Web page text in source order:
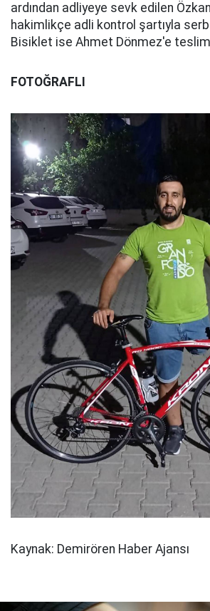
ardından adliyeye sevk edilen Özkan
hakimlikçe adli kontrol şartıyla
Bisiklet ise Ahmet Dönmez'e
FOTOĞRAFLI
Kaynak: Demirören Haber Ajansı